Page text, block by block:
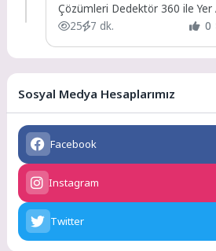
Çözümleri Dedektör 360 ile Yer
25
7 dk. 0
Sosyal Medya Hesaplarımız
Facebook
Instagram
Twitter